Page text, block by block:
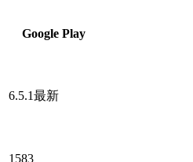
Google Play
6.5.1最新
1583